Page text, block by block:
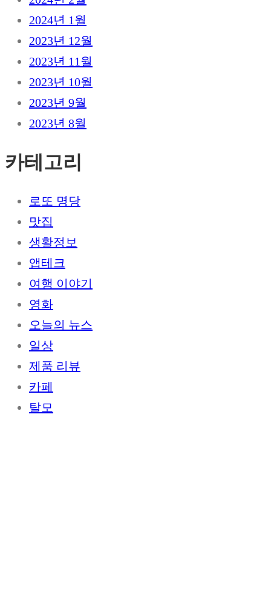
2024년 1월
2023년 12월
2023년 11월
2023년 10월
2023년 9월
2023년 8월
카테고리
로또 명당
맛집
생활정보
앱테크
여행 이야기
영화
오늘의 뉴스
일상
제품 리뷰
카페
탈모